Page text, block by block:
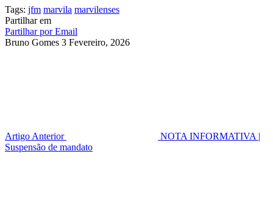
Tags: jfm marvila marvilenses
Partilhar em
Partilhar por Email
Bruno Gomes 3 Fevereiro, 2026
Artigo Anterior
NOTA INFORMATIVA |
Suspensão de mandato